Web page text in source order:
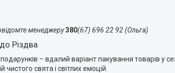
менеджеру380(67) 696 22 92 (Ольга)
Різдва
– вдалий варіант пакування товарів у
свята і світлих емоцій.